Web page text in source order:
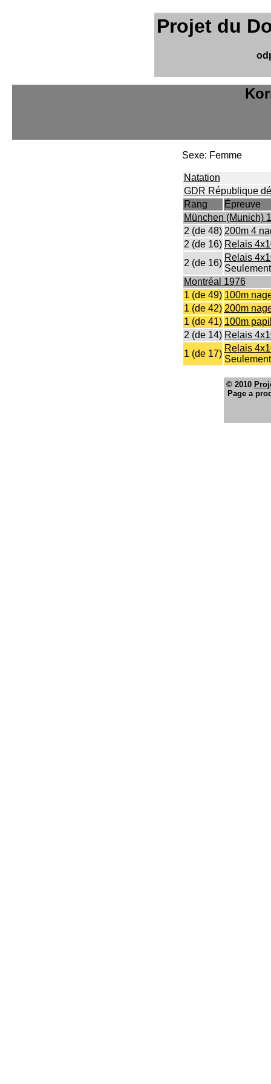
Projet du
Sexe: Femme
Natation
GDR République
Rang
Épreuve
München (Munich)
2 (de 48) 200m 4
2 (de 16) Relais
2 (de 16)
Relais
Montréal 1976
1 (de 49) 100m
1 (de 42) 200m
1 (de 41) 100m
2 (de 14) Relais
1 (de 17)
Relais
© 2010
Page a